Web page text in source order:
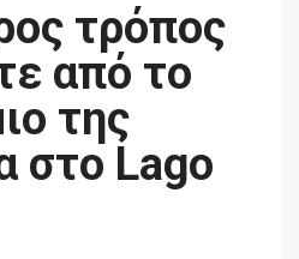
τρόπος
από το
της
στο Lago